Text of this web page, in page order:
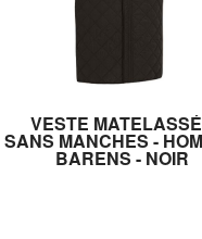
VESTE
SANS MANCHES -
BARENS - NOIR